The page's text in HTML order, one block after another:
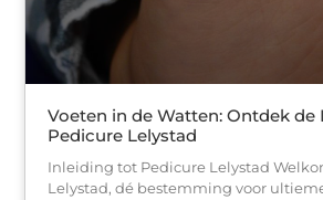
Voeten in de Watten: Ontdek de
Pedicure Lelystad
Inleiding tot Pedicure Lelystad
Lelystad, dé bestemming voor